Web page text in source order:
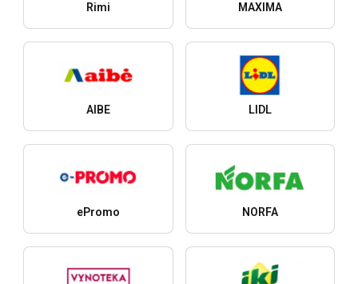
Rimi MAXIMA
AIBE LIDL
ePromo NORFA